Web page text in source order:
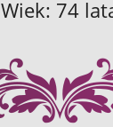
Wiek: 74